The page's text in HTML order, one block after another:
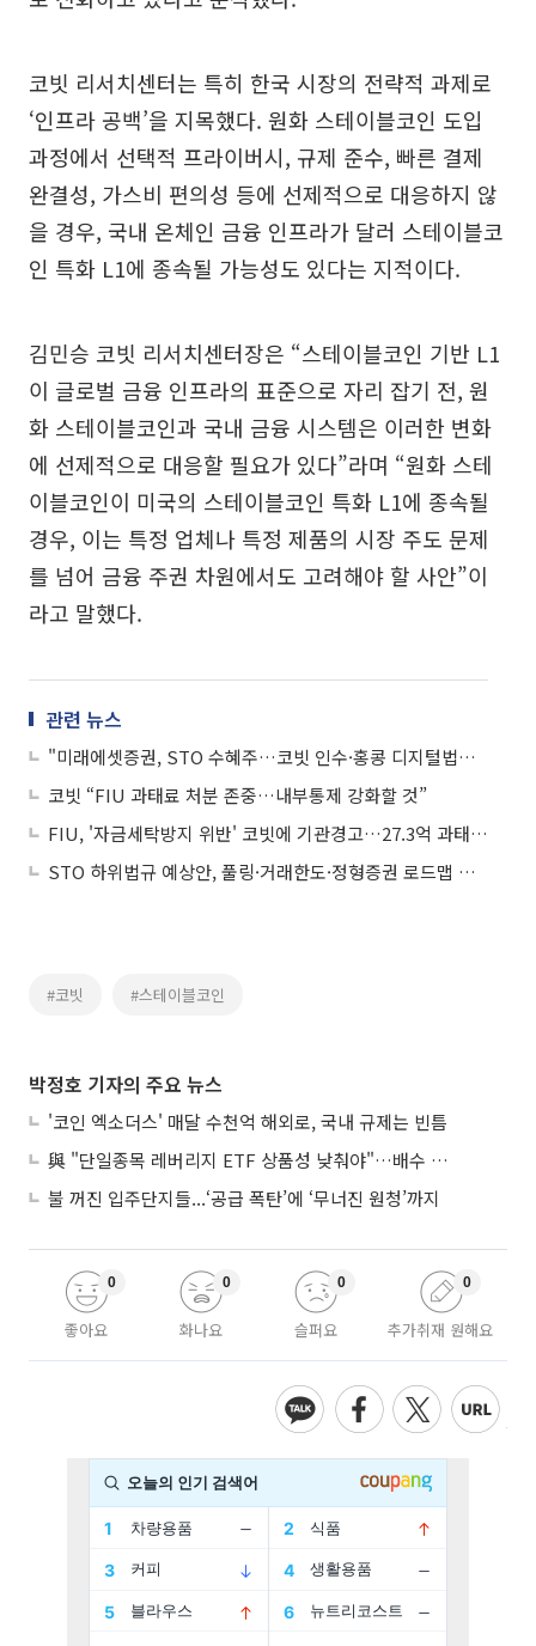
코빗 리서치센터는 특히 한국 시장의 전략적 과제로
‘인프라 공백’을 지목했다. 원화 스테이블코인 도입
과정에서 선택적 프라이버시, 규제 준수, 빠른 결제
완결성, 가스비 편의성 등에 선제적으로 대응하지 않
을 경우, 국내 온체인 금융 인프라가 달러 스테이블코
인 특화 L1에 종속될 가능성도 있다는 지적이다.
김민승 코빗 리서치센터장은 “스테이블코인 기반 L1
이 글로벌 금융 인프라의 표준으로 자리 잡기 전, 원
화 스테이블코인과 국내 금융 시스템은 이러한 변화
에 선제적으로 대응할 필요가 있다”라며 “원화 스테
이블코인이 미국의 스테이블코인 특화 L1에 종속될
경우, 이는 특정 업체나 특정 제품의 시장 주도 문제
를 넘어 금융 주권 차원에서도 고려해야 할 사안”이
라고 말했다.
관련 뉴스
"미래에셋증권, STO 수혜주…코빗 인수·홍콩 디지털법인 설립"
코빗 “FIU 과태료 처분 존중…내부통제 강화할 것”
FIU, '자금세탁방지 위반' 코빗에 기관경고…27.3억 과태료 철퇴
STO 하위법규 예상안, 풀링·거래한도·정형증권 로드맵 제시
#코빗 #스테이블코인
박정호 기자의 주요 뉴스
'코인 엑소더스' 매달 수천억 해외로, 국내 규제는 빈틈
與 "단일종목 레버리지 ETF 상품성 낮춰야"…배수 조정안도 거론
불 꺼진 입주단지들...‘공급 폭탄’에 ‘무너진 원청’까지
좋아요
0
화나요
0
슬퍼요
0
추가취재 원해요
0